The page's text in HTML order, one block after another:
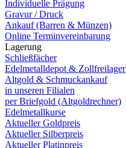
Individuelle Prägung
Gravur / Druck
Ankauf (Barren & Münzen)
Online Terminvereinbarung
Lagerung
Schließfächer
Edelmetalldepot & Zollfreilager
Altgold & Schmuckankauf
in unseren Filialen
per Briefgold (Altgoldrechner)
Edelmetallkurse
Aktueller Goldpreis
Aktueller Silberpreis
Aktueller Platinpreis